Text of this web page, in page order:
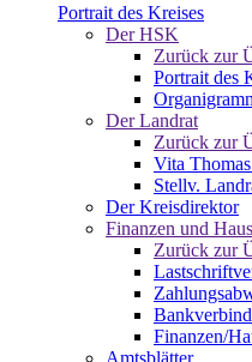
Portrait des Kreises
Der HSK
Zurück zur
Portrait des
Der Landrat
Zurück zur
Vita
Stellv.
Der Kreisdirektor
Finanzen und
Zurück zur
Finanzen/
Amtsblätter